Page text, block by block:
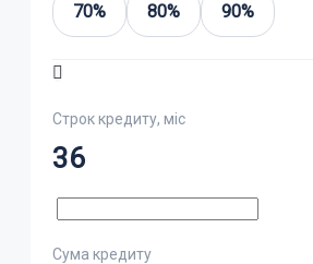
70% 80% 90%
Строк кредиту, міс
36
Сума кредиту